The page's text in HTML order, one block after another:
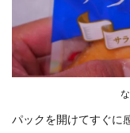
パックを開けてすぐに